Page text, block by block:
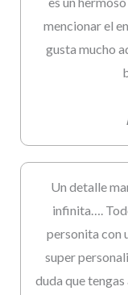
mencionar el
gusta mucho
Un detalle
infinita….
personita con
super
duda que